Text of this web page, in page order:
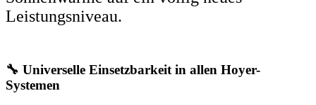
Leistungsniveau.
🔧 Universelle Einsetzbarkeit in allen Hoyer-
Systemen